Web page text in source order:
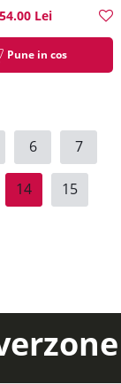
Lei
Pune in cos
6 7
14 15